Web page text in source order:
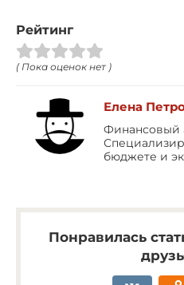
Рейтинг
( Пока оценок нет )
Елена
Финансовый
бюджете и
Понравилась